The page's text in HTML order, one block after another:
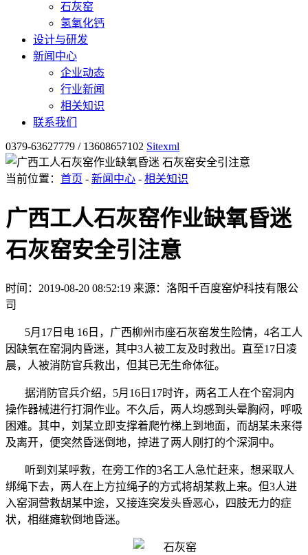
石灰窑
氢氧化钙
设计与研发
新闻中心
企业动态
行业新闻
相关知识
联系我们
0379-63627779 / 13608657102 Sitexml
当前位置： 首页 - 新闻中心 - 相关知识
广西工人石灰窑作业缺氧昏迷
石灰窑安全引注意
时间：2019-08-20 08:52:19 来源：洛阳千百度窑炉科技有限公
司
5月 17 日电 16 日，广西柳州市座石灰窑发生险情， 4名工人
因缺氧在窑洞内昏迷，其中3人被工友及时救出。直至17 日凌
晨，人被消防官兵救出，但其已无生命体征。
据消防官兵介绍， 5月 16 日 17时许，两名工人在个窑洞内
操作器械进行打洞作业。不久后，两人均感到头晕胸闷，呼吸
困难。其中，刘某立即支撑着爬竹梯上到地面，而胡某未来得
及离开，便突然昏迷倒地，掉进了两人刚打的个深洞中。
听到刘某呼救，在旁工作的3名工人急忙赶来，想采取人
绑绳下去，两人在上方拉绳子的方式将胡某救上来。但3人进
入窑洞营救胡某中途，又接连突发头昏恶心，四肢无力的症
状，相继瘫软倒地昏迷。